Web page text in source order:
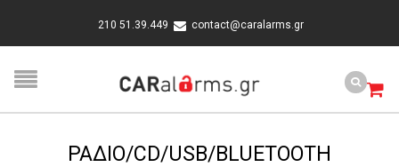
210 51.39.449 contact@caralarms.gr
ΡΆΔΙΟ/CD/USB/BLUETOOTH